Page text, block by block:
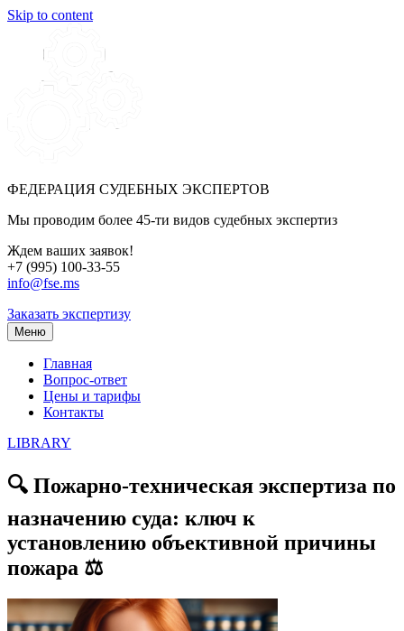
Skip to content
ФЕДЕРАЦИЯ СУДЕБНЫХ ЭКСПЕРТОВ
Мы проводим более 45-ти видов судебных экспертиз
Ждем ваших заявок!
+7 (995) 100-33-55
info@fse.ms
Заказать экспертизу
Меню
Главная
Вопрос-ответ
Цены и тарифы
Контакты
LIBRARY
🔍 Пожарно-техническая экспертиза по
назначению суда: ключ к
установлению объективной причины
пожара ⚖️